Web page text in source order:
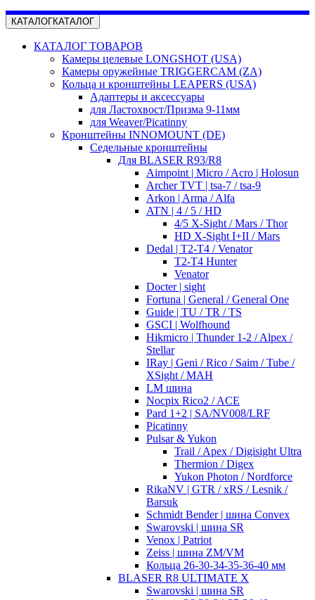
КАТАЛОГКАТАЛОГ
КАТАЛОГ ТОВАРОВ
Камеры целевые LONGSHOT (USA)
Камеры оружейные TRIGGERCAM (ZA)
Кольца и кронштейны LEAPERS (USA)
Адаптеры и аксессуары
для Ластохвост/Призма 9-11мм
для Weaver/Picatinny
Кронштейны INNOMOUNT (DE)
Седельные кронштейны
Для BLASER R93/R8
Aimpoint | Micro / Acro | Holosun
Archer TVT | tsa-7 / tsa-9
Arkon | Arma / Alfa
ATN | 4 / 5 / HD
4/5 X-Sight / Mars / Thor
HD X-Sight I+II / Mars
Dedal | T2-T4 / Venator
T2-T4 Hunter
Venator
Docter | sight
Fortuna | General / General One
Guide | TU / TR / TS
GSCI | Wolfhound
Hikmicro | Thunder 1-2 / Alpex /
Stellar
IRay | Geni / Rico / Saim / Tube /
XSight / MAH
LM шина
Nocpix Rico2 / ACE
Pard 1+2 | SA/NV008/LRF
Picatinny
Pulsar & Yukon
Trail / Apex / Digisight Ultra
Thermion / Digex
Yukon Photon / Nordforce
RikaNV | GTR / xRS / Lesnik /
Barsuk
Schmidt Bender | шина Convex
Swarovski | шина SR
Venox | Patriot
Zeiss | шина ZM/VM
Кольца 26-30-34-35-36-40 мм
BLASER R8 ULTIMATE X
Swarovski | шина SR